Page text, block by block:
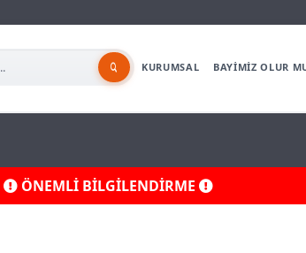
KURUMSAL BAYİMİZ OLUR
ÖNEMLİ BİLGİLENDİRME